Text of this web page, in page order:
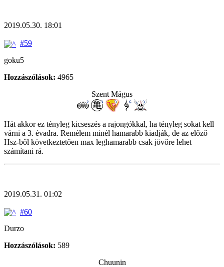
2019.05.30. 18:01
#59
goku5
Hozzászólások: 4965
Szent Mágus
Hát akkor ez tényleg kicseszés a rajongókkal, ha tényleg sokat kell
várni a 3. évadra. Remélem minél hamarabb kiadják, de az előző
Hsz-ből következtetően max leghamarabb csak jövőre lehet
számítani rá.
2019.05.31. 01:02
#60
Durzo
Hozzászólások: 589
Chuunin